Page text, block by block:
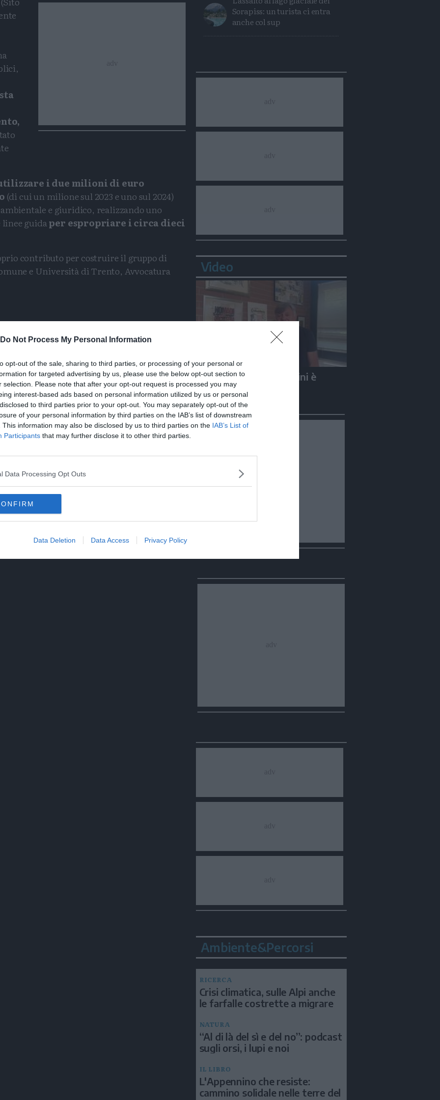
Do Not Process My Personal Information
opt-out of the sale, sharing to third parties, or processing of your personal or
for targeted advertising by us, please use the below opt-out section to
selection. Please note that after your opt-out request is processed you may
interest-based ads based on personal information utilized by us or personal
to third parties prior to your opt-out. You may separately opt-out of the
of your personal information by third parties on the IAB’s list of downstream
This information may also be disclosed by us to third parties on the IAB’s List of
Participants that may further disclose it to other third parties.
Data Processing Opt Outs
Data Deletion Data Access Privacy Policy
i due milioni di euro
(di cui un milione sul 2023 e uno sul 2024)
e giuridico, realizzando uno
guidaper espropriare i circa dieci
contributo per costruire il gruppo di
e Università di Trento, Avvocatura
Pichetto Fratin
Sorapiss: un turista ci entra
anche col sup
Video
Beppe Carletti: «Guccini è
stato un Nomade»
Ambiente&Percorsi
RICERCA
Crisi climatica, sulle Alpi anche
le farfalle costrette a migrare
NATURA
“Al di là del sì e del no”: podcast
sugli orsi, i lupi e noi
IL LIBRO
L'Appennino che resiste:
cammino solidale nelle terre del